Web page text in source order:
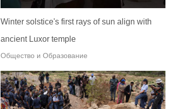
Winter solstice's first rays of sun align with
ancient Luxor temple
Общество и Образование